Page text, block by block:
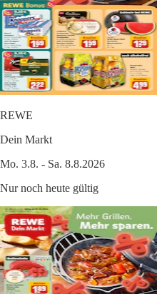
REWE
Dein Markt
Mo. 3.8. - Sa. 8.8.2026
Nur noch heute gültig